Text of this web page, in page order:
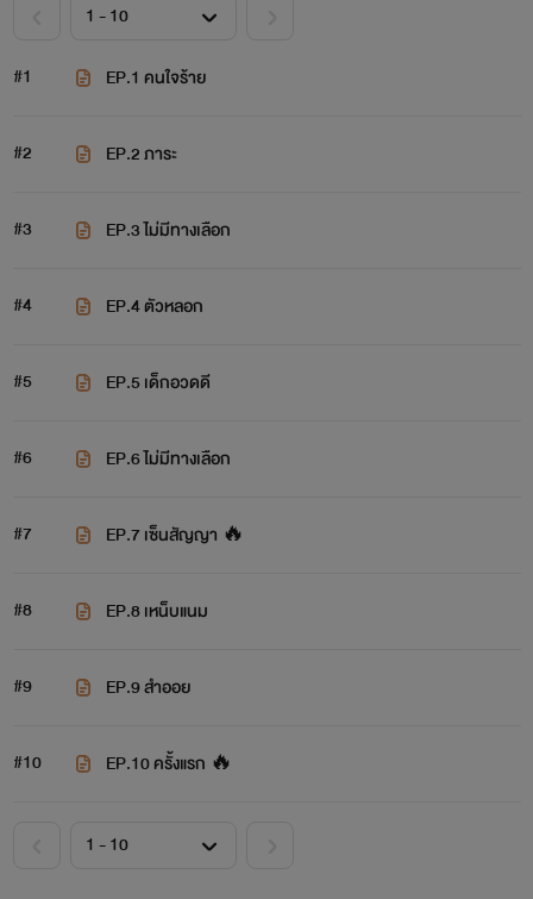
#1 EP.1 คนใจร้าย
#2 EP.2 ภาระ
#3 EP.3 ไม่มีทางเลือก
#4 EP.4 ตัวหลอก
#5 EP.5 เด็กอวดดี
#6 EP.6 ไม่มีทางเลือก
#7 EP.7 เซ็นสัญญา 🔥
#8 EP.8 เหน็บแนม
#9 EP.9 สำออย
#10 EP.10 ครั้งแรก 🔥